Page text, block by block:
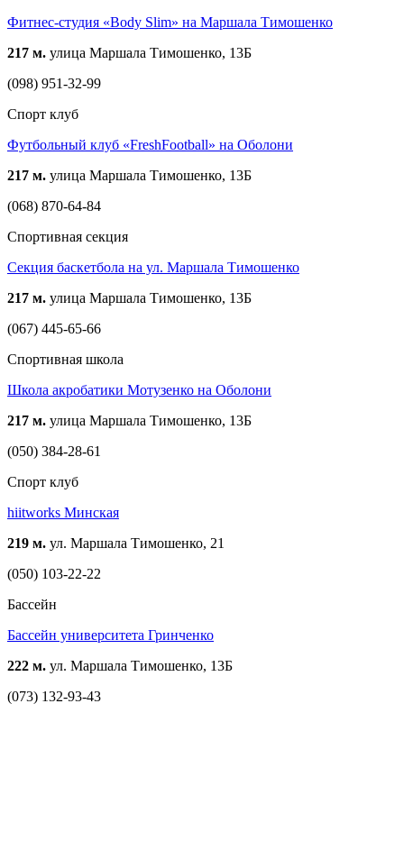
Фитнес-студия «Body Slim» на Маршала Тимошенко
217 м. улица Маршала Тимошенко, 13Б
(098) 951-32-99
Спорт клуб
Футбольный клуб «FreshFootball» на Оболони
217 м. улица Маршала Тимошенко, 13Б
(068) 870-64-84
Спортивная секция
Секция баскетбола на ул. Маршала Тимошенко
217 м. улица Маршала Тимошенко, 13Б
(067) 445-65-66
Спортивная школа
Школа акробатики Мотузенко на Оболони
217 м. улица Маршала Тимошенко, 13Б
(050) 384-28-61
Спорт клуб
hiitworks Минская
219 м. ул. Маршала Тимошенко, 21
(050) 103-22-22
Бассейн
Бассейн университета Гринченко
222 м. ул. Маршала Тимошенко, 13Б
(073) 132-93-43